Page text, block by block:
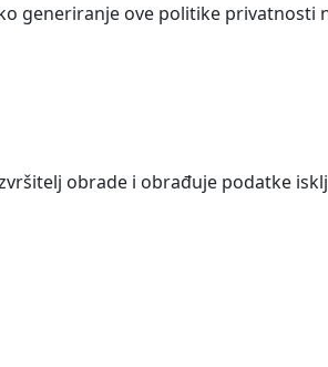
generiranje ove politike
obrade i obrađuje podatke